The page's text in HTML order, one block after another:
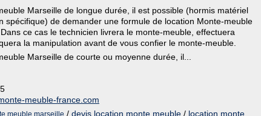
Marseille de longue durée, il est possible (hormis matériel
spécifique) de demander une formule de location Monte-meuble
ce cas le technicien livrera le monte-meuble, effectuera
la manipulation avant de vous confier le monte-meuble.
Marseille de courte ou moyenne durée, il...
meuble-france.com
meuble marseille / devis location monte meuble / location monte